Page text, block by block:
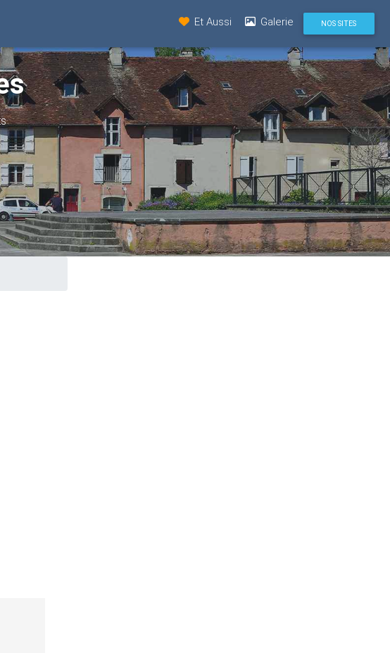
Et Aussi Galerie NOS SITES